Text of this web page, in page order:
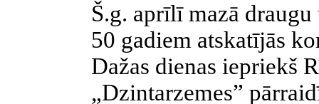
Š.g. aprīlī mazā
50 gadiem atskatījās
Dažas dienas iepriekš
„Dzintarzemes”